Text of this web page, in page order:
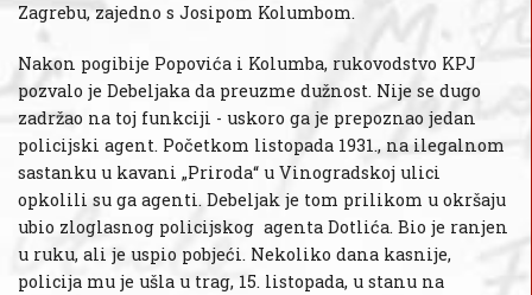
Zagrebu, zajedno s Josipom Kolumbom.
Nakon pogibije Popovića i Kolumba, rukovodstvo KPJ
pozvalo je Debeljaka da preuzme dužnost. Nije se dugo
zadržao na toj funkciji - uskoro ga je prepoznao jedan
policijski agent. Početkom listopada 1931., na ilegalnom
sastanku u kavani „Priroda“ u Vinogradskoj ulici
opkolili su ga agenti. Debeljak je tom prilikom u okršaju
ubio zloglasnog policijskog agenta Dotlića. Bio je ranjen
u ruku, ali je uspio pobjeći. Nekoliko dana kasnije,
policija mu je ušla u trag, 15. listopada, u stanu na